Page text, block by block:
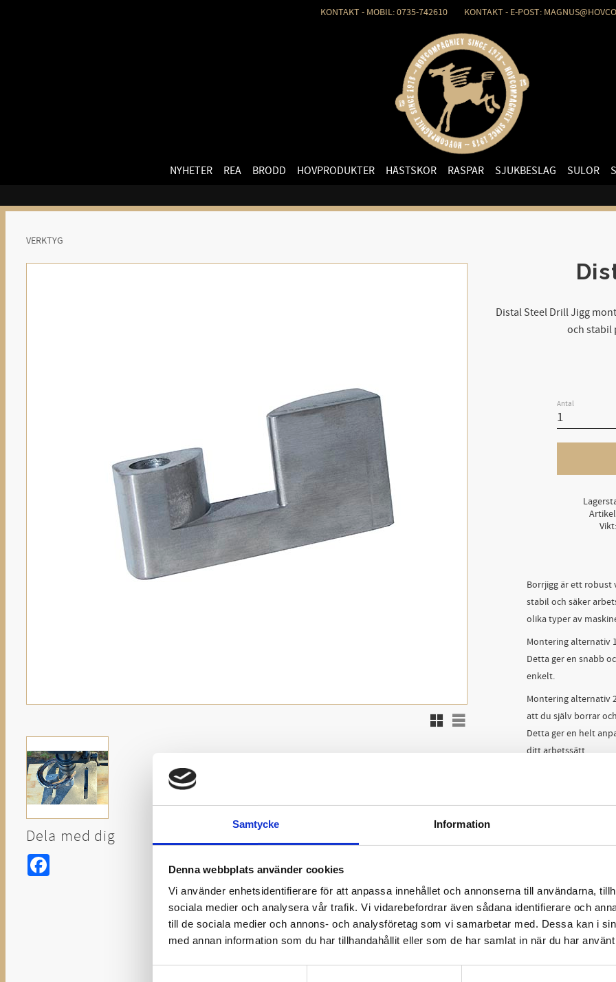
Samtycke Information
Denna webbplats använder cookies
Vi använder enhetsidentifierare för att anpassa innehållet och annonserna till användarna,
sociala medier och analysera vår trafik. Vi vidarebefordrar även sådana identifierare och
till de sociala medier och annons- och analysföretag som vi samarbetar med. Dessa kan i
med annan information som du har tillhandahållit eller som de har samlat in när du har
KONTAKT - MOBIL: 0735-742610 KONTAKT - E-POST:
NYHETER REA BRODD HOVPRODUKTER HÄSTSKOR RASPAR SJUKBESLAG SULOR
VERKTYG
Distal Steel Drill Jigg
och stabil
Rutnätsvy
Listvy
Antal
Vikt
Borrjigg är ett robust
stabil och säker
olika typer av
Montering alternativ
Detta ger en snabb
enkelt.
Montering alternativ
att du själv borrar
Detta ger en helt
ditt arbetssätt.
Oavsett
inte stör arbetet.
renare arbetsyta
Två
Slät
Utkastare för
Stabiliserar
Utformad så
Fördelar
Dela med dig